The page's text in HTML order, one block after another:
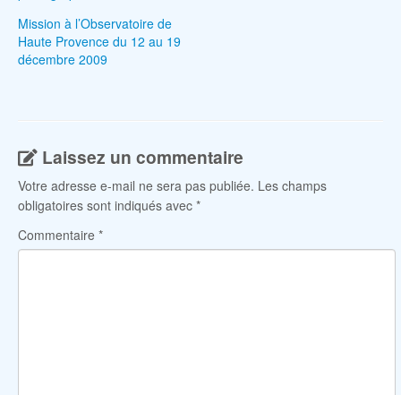
Mission à l’Observatoire de
Haute Provence du 12 au 19
décembre 2009
Laissez un commentaire
Votre adresse e-mail ne sera pas publiée. Les champs
obligatoires sont indiqués avec *
Commentaire *